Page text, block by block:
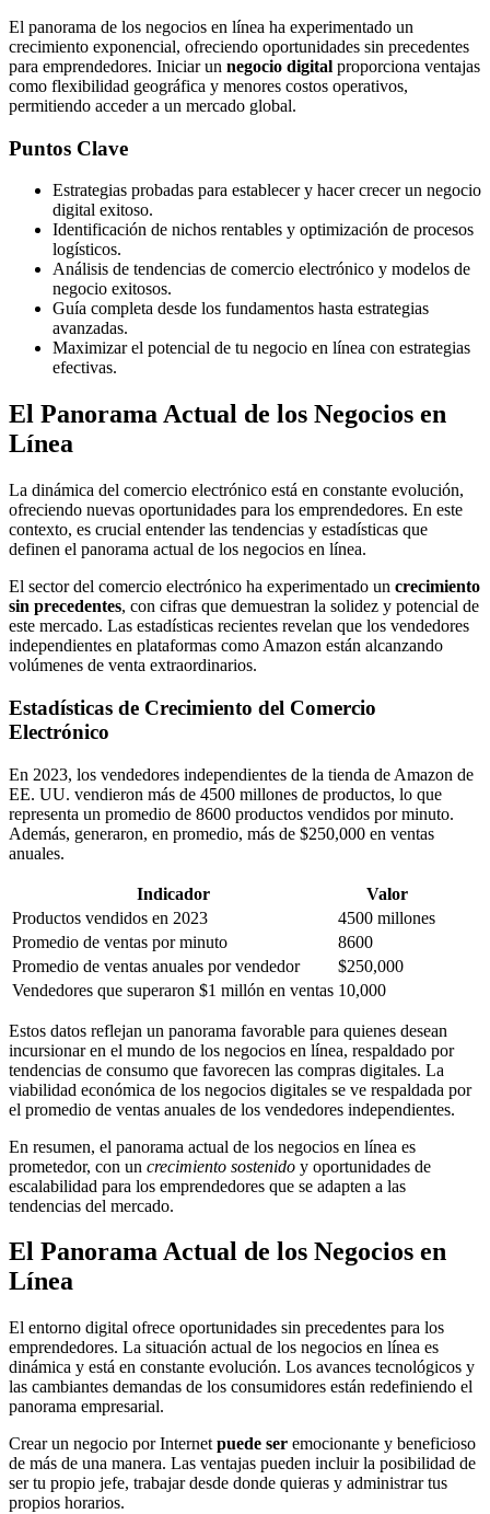
El panorama de los negocios en línea ha experimentado un
crecimiento exponencial, ofreciendo oportunidades sin precedentes
para emprendedores. Iniciar un negocio digital proporciona ventajas
como flexibilidad geográfica y menores costos operativos,
permitiendo acceder a un mercado global.
Puntos Clave
Estrategias probadas para establecer y hacer crecer un negocio
digital exitoso.
Identificación de nichos rentables y optimización de procesos
logísticos.
Análisis de tendencias de comercio electrónico y modelos de
negocio exitosos.
Guía completa desde los fundamentos hasta estrategias
avanzadas.
Maximizar el potencial de tu negocio en línea con estrategias
efectivas.
El Panorama Actual de los Negocios en
Línea
La dinámica del comercio electrónico está en constante evolución,
ofreciendo nuevas oportunidades para los emprendedores. En este
contexto, es crucial entender las tendencias y estadísticas que
definen el panorama actual de los negocios en línea.
El sector del comercio electrónico ha experimentado un crecimiento
sin precedentes, con cifras que demuestran la solidez y potencial de
este mercado. Las estadísticas recientes revelan que los vendedores
independientes en plataformas como Amazon están alcanzando
volúmenes de venta extraordinarios.
Estadísticas de Crecimiento del Comercio
Electrónico
En 2023, los vendedores independientes de la tienda de Amazon de
EE. UU. vendieron más de 4500 millones de productos, lo que
representa un promedio de 8600 productos vendidos por minuto.
Además, generaron, en promedio, más de $250,000 en ventas
anuales.
Indicador
Valor
Productos vendidos en 2023
4500 millones
Promedio de ventas por minuto
8600
Promedio de ventas anuales por vendedor
$250,000
Vendedores que superaron $1 millón en ventas 10,000
Estos datos reflejan un panorama favorable para quienes desean
incursionar en el mundo de los negocios en línea, respaldado por
tendencias de consumo que favorecen las compras digitales. La
viabilidad económica de los negocios digitales se ve respaldada por
el promedio de ventas anuales de los vendedores independientes.
En resumen, el panorama actual de los negocios en línea es
prometedor, con un crecimiento sostenido y oportunidades de
escalabilidad para los emprendedores que se adapten a las
tendencias del mercado.
El Panorama Actual de los Negocios en
Línea
El entorno digital ofrece oportunidades sin precedentes para los
emprendedores. La situación actual de los negocios en línea es
dinámica y está en constante evolución. Los avances tecnológicos y
las cambiantes demandas de los consumidores están redefiniendo el
panorama empresarial.
Crear un negocio por Internet puede ser emocionante y beneficioso
de más de una manera. Las ventajas pueden incluir la posibilidad de
ser tu propio jefe, trabajar desde donde quieras y administrar tus
propios horarios.